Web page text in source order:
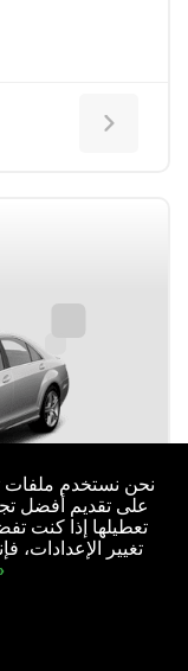
2+1
نحن نستخدم ملفات
على تقديم أفضل
تعطيلها إذا كنت
تغيير الإعدادات،